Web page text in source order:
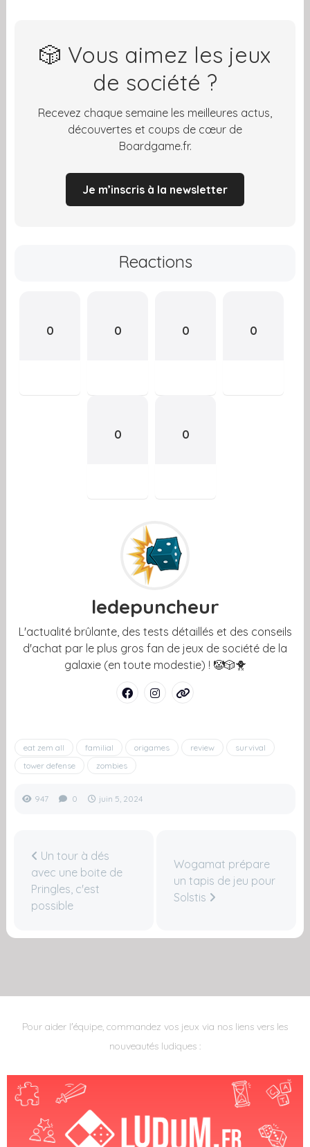
🎲 Vous aimez les jeux
de société ?
Recevez chaque semaine les meilleures actus,
découvertes et coups de cœur de
Boardgame.fr.
Je m’inscris à la newsletter
Reactions
0 0 0 0
0 0
ledepuncheur
L'actualité brûlante, des tests détaillés et des conseils
d'achat par le plus gros fan de jeux de société de la
galaxie (en toute modestie) ! 🤡🎲🐥
eat zem all familial origames review
survival
tower defense
zombies
947 0 juin 5, 2024
Un tour à dés
avec une boite de
Pringles, c'est
possible
Wogamat prépare
un tapis de jeu pour
Solstis
Pour aider l'équipe, commandez vos jeux via nos liens vers les
nouveautés ludiques :